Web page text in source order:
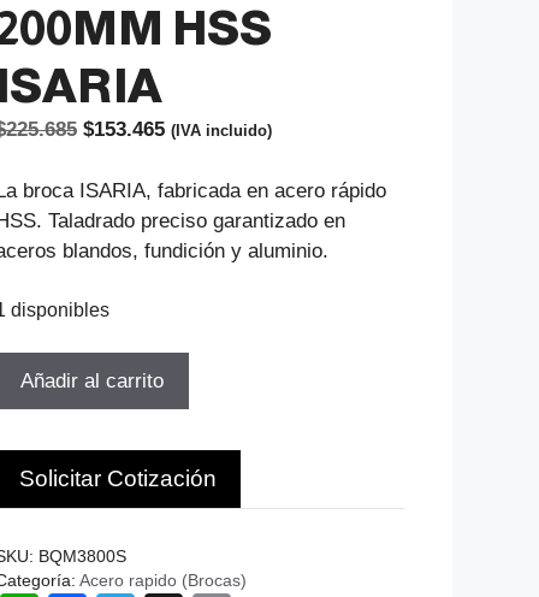
HSS
ISARIA
225.685 El
original
era:
$225.685.
$153.465El
actual
es:
$153.465.
(IVA incluido)
broca ISARIA, fabricada en acero rápido
Taladrado preciso garantizado en
blandos, fundición y aluminio.
disponibles
CM4
Añadir al carrito
Solicitar Cotización
BQM3800S
Acero rapido (Brocas)